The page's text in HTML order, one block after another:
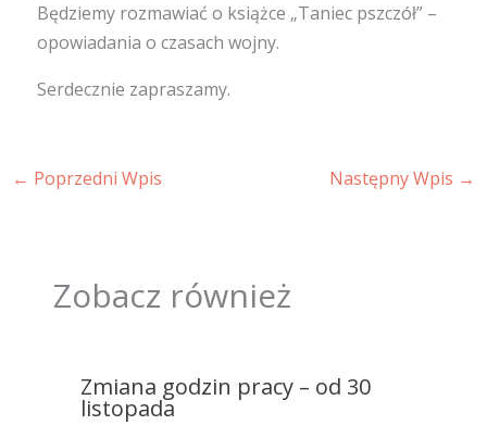
Będziemy rozmawiać o książce „Taniec pszczół” –
opowiadania o czasach wojny.
Serdecznie zapraszamy.
← Poprzedni Wpis Następny Wpis →
Zobacz również
Zmiana godzin pracy – od 30
listopada